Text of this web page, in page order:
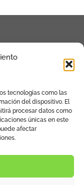
tecnologías como las
del dispositivo. El
procesar datos como
únicas en este
afectar
Izq. 28009 –